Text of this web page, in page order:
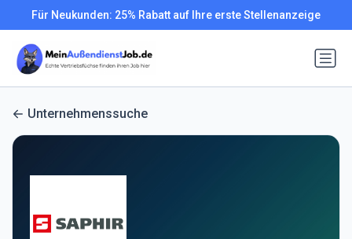
Für Neukunden: 25% Rabatt auf Ihre erste Stellenanzeige
Unternehmenssuche